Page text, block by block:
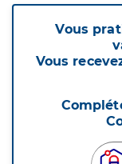
Vous
Vous